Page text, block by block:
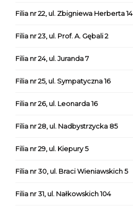
Filia nr 22, ul. Zbigniewa Herberta 14
Filia nr 23, ul. Prof. A. Gębali 2
Filia nr 24, ul. Juranda 7
Filia nr 25, ul. Sympatyczna 16
Filia nr 26, ul. Leonarda 16
Filia nr 28, ul. Nadbystrzycka 85
Filia nr 29, ul. Kiepury 5
Filia nr 30, ul. Braci Wieniawskich 5
Filia nr 31, ul. Nałkowskich 104